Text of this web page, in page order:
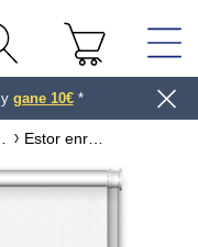
gane 10€
para tu